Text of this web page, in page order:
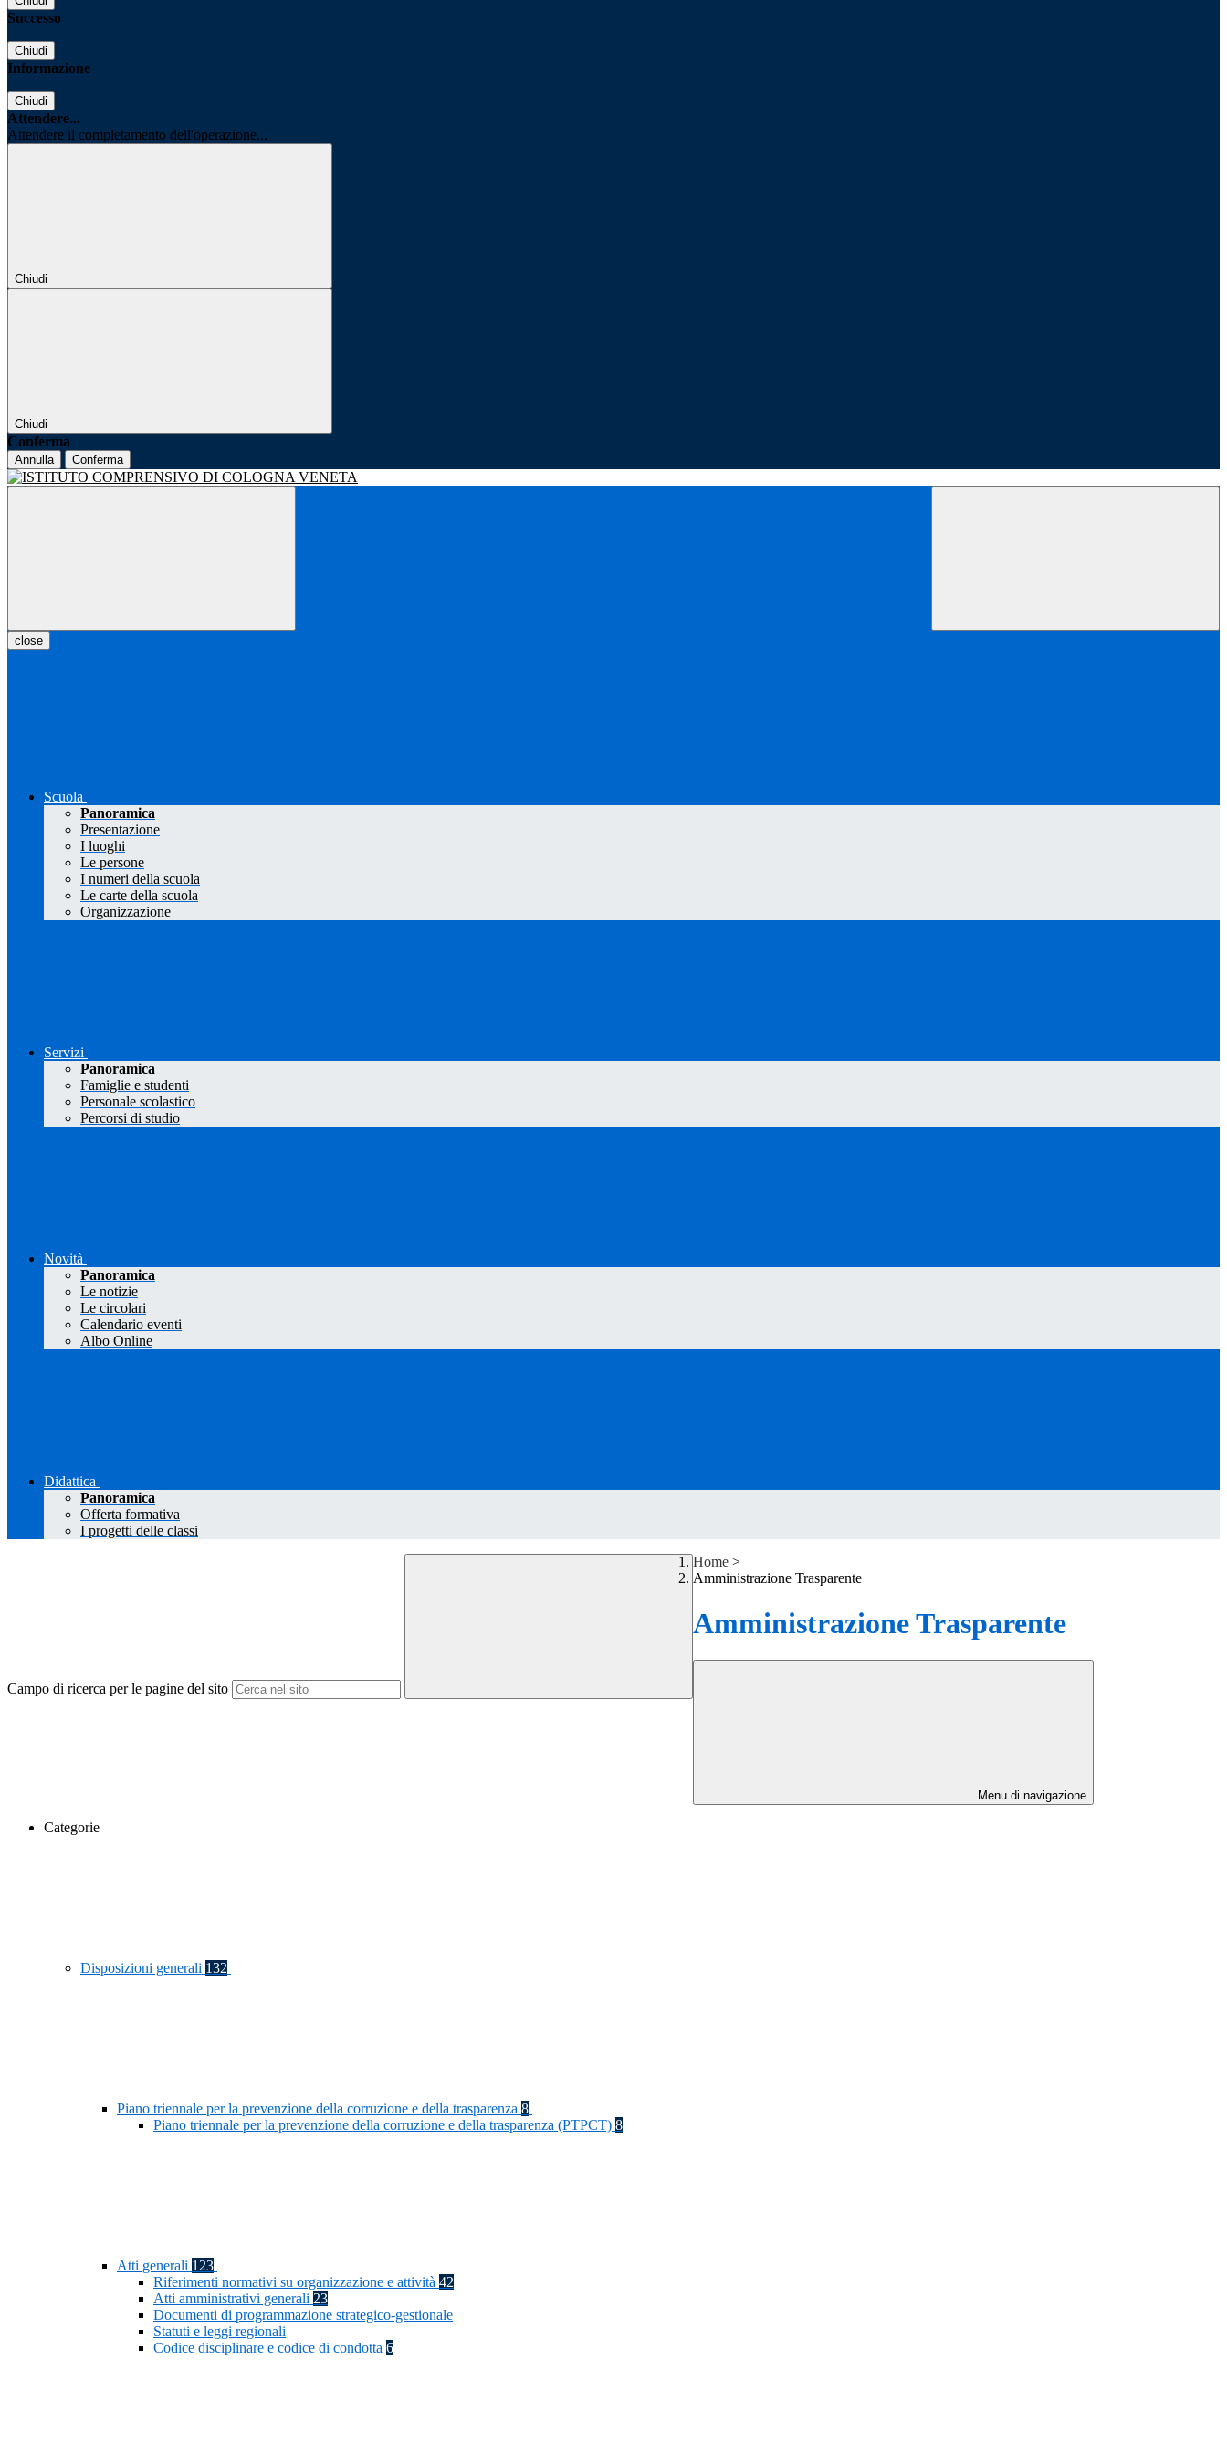
Successo
Chiudi
Informazione
Chiudi
Attendere...
Attendere il completamento dell'operazione...
Chiudi
Chiudi
Conferma
Annulla Conferma
close
Scuola
Panoramica
Presentazione
I luoghi
Le persone
I numeri della scuola
Le carte della scuola
Organizzazione
Servizi
Panoramica
Famiglie e studenti
Personale scolastico
Percorsi di studio
Novità
Panoramica
Le notizie
Le circolari
Calendario eventi
Albo Online
Didattica
Panoramica
Offerta formativa
I progetti delle classi
Campo di ricerca per le pagine del sito
Home >
Amministrazione Trasparente
Amministrazione Trasparente
Menu di navigazione
Categorie
Disposizioni generali 132
Piano triennale per la prevenzione della corruzione e della trasparenza 8
Piano triennale per la prevenzione della corruzione e della trasparenza (PTPCT) 8
Atti generali 123
Riferimenti normativi su organizzazione e attività 42
Atti amministrativi generali 23
Documenti di programmazione strategico-gestionale
Statuti e leggi regionali
Codice disciplinare e codice di condotta 6